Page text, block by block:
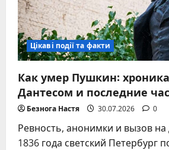
Цікаві події та факти
Как умер Пушкин:
Дантесом и последние
Безнога Настя 30.07.2026 0
Ревность, анонимки и вызов
1836 года светский Петербург